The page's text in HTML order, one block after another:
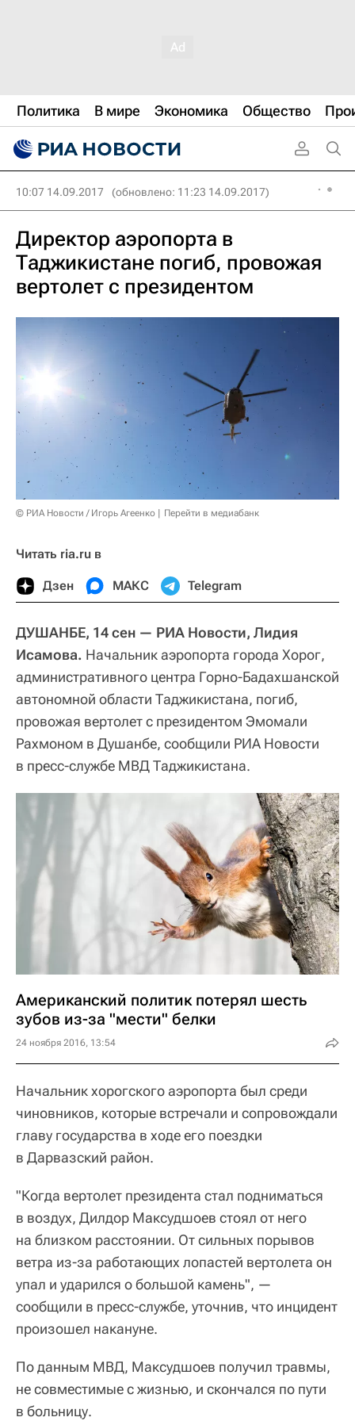
Политика В мире Экономика Общество
10:07 14.09.2017 (обновлено: 11:23 14.09.2017)
Директор аэропорта в
Таджикистане погиб, провожая
вертолет с президентом
© РИА Новости / Игорь Агеенко Перейти в медиабанк
Читать ria.ru в
Дзен МАКС Telegram
ДУШАНБЕ, 14 сен — РИА Новости, Лидия
Исамова. Начальник аэропорта города Хорог,
административного центра Горно-Бадахшанской
автономной области Таджикистана, погиб,
провожая вертолет с президентом Эмомали
Рахмоном в Душанбе, сообщили РИА Новости
в пресс-службе МВД Таджикистана.
Американский политик потерял шесть
зубов из-за "мести" белки
24 ноября 2016, 13:54
Начальник хорогского аэропорта был среди
чиновников, которые встречали и сопровождали
главу государства в ходе его поездки
в Дарвазский район.
"Когда вертолет президента стал подниматься
в воздух, Дилдор Максудшоев стоял от него
на близком расстоянии. От сильных порывов
ветра из-за работающих лопастей вертолета он
упал и ударился о большой камень", —
сообщили в пресс-службе, уточнив, что инцидент
произошел накануне.
По данным МВД, Максудшоев получил травмы,
не совместимые с жизнью, и скончался по пути
в больницу.